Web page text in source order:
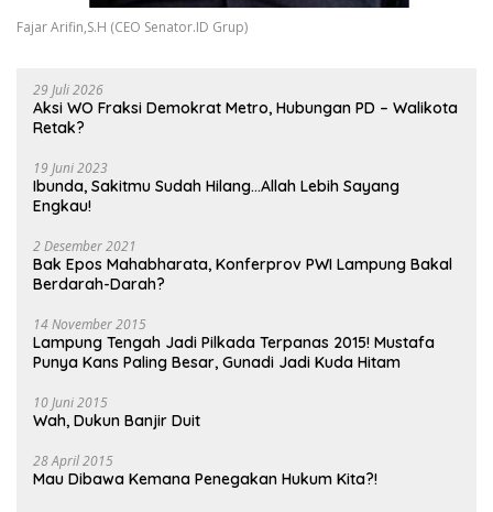
Fajar Arifin,S.H (CEO Senator.ID Grup)
29 Juli 2026
Aksi WO Fraksi Demokrat Metro, Hubungan PD – Walikota
Retak?
19 Juni 2023
Ibunda, Sakitmu Sudah Hilang…Allah Lebih Sayang
Engkau!
2 Desember 2021
Bak Epos Mahabharata, Konferprov PWI Lampung Bakal
Berdarah-Darah?
14 November 2015
Lampung Tengah Jadi Pilkada Terpanas 2015! Mustafa
Punya Kans Paling Besar, Gunadi Jadi Kuda Hitam
10 Juni 2015
Wah, Dukun Banjir Duit
28 April 2015
Mau Dibawa Kemana Penegakan Hukum Kita?!